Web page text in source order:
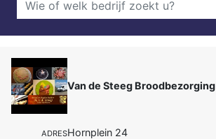
Van de Steeg Broodbezorging
ADRESHornplein 24